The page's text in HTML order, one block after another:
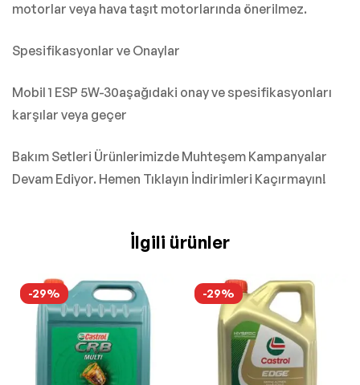
motorlar veya hava taşıt motorlarında önerilmez.
Spesifikasyonlar ve Onaylar
Mobil 1 ESP 5W-30aşağıdaki onay ve spesifikasyonları
karşılar veya geçer
Bakım Setleri Ürünlerimizde Muhteşem Kampanyalar
Devam Ediyor. Hemen Tıklayın İndirimleri Kaçırmayın!
İlgili ürünler
-29% -29%